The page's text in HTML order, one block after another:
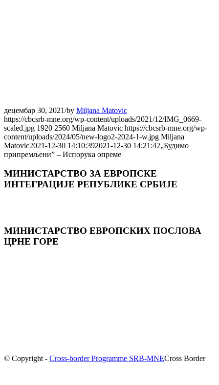
децембар 30, 2021/by Miljana Matovic
https://cbcsrb-mne.org/wp-content/uploads/2021/12/IMG_0669-
scaled.jpg 1920 2560 Miljana Matovic https://cbcsrb-mne.org/wp-
content/uploads/2024/05/new-logo2-2024-1-w.jpg Miljana
Matovic2021-12-30 14:10:392021-12-30 14:21:42„Будимо
припремљени” – Испорука опреме
МИНИСТАРСТВО ЗА ЕВРОПСКЕ
ИНТЕГРАЦИЈЕ РЕПУБЛИКЕ СРБИЈЕ
МИНИСТАРСТВО ЕВРОПСКИХ ПОСЛОВА
ЦРНЕ ГОРE
© Copyright - Cross-border Programme SRB-MNECross Border